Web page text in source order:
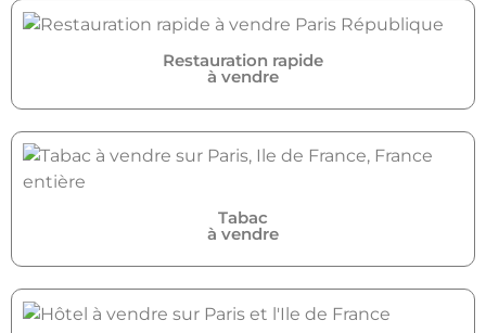
Restauration rapide
à vendre
Tabac
à vendre